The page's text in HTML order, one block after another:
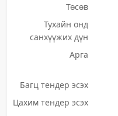
Төсөв
Тухайн онд
санхүүжих дүн
Арга
Багц тендер эсэх
Цахим тендер эсэх